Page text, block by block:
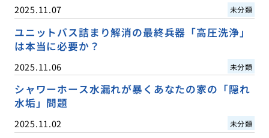
2025.11.07 未分類
ユニットバス詰まり解消の最終兵器「高圧洗浄」
は本当に必要か？
2025.11.06 未分類
シャワーホース水漏れが暴くあなたの家の「隠れ
水垢」問題
2025.11.02 未分類